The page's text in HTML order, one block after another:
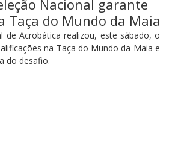
Nacional garante
Taça do Mundo da Maia
de Acrobática realizou, este sábado, o
na Taça do Mundo da Maia e
do desafio.